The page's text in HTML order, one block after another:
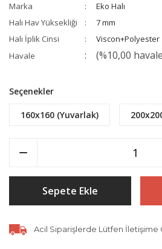
Marka
Eko Halı
Halı Hav Yüksekliği
7 mm
Halı İplik Cinsi
Viscon+Polyester
Havale
(%10,00
Seçenekler
160x160 (Yuvarlak)
Sepete Ekle
Acil Siparişlerde Lütfen İletişime